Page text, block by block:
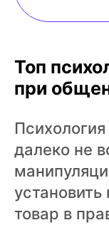
Топ
при
далеко не
установить
товар в